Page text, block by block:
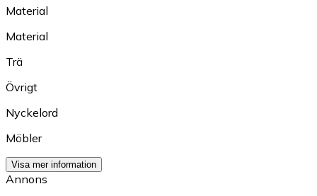
Material
Material
Trä
Övrigt
Nyckelord
Möbler
Visa mer information
Annons